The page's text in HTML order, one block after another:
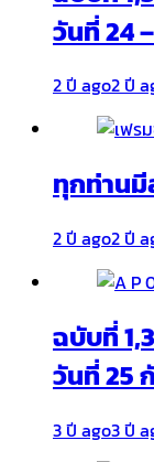
วันที่ 24
2 ปี ago2 ปี
ทุกท่าน
2 ปี ago2 ปี
ฉบับที่
วันที่ 25
3 ปี ago3 ปี